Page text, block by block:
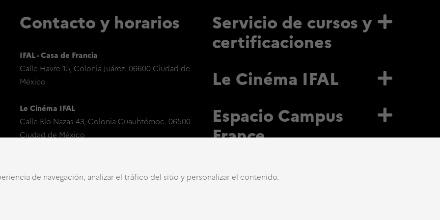
de navegación, analizar el tráfico del sitio y personalizar el contenido.
Contacto y horarios
IFAL - Casa de Francia
Calle Havre 15, Colonia Juárez. 06600 Ciudad de
México
Le Cinéma IFAL
Calle Río Nazas 43, Colonia Cuauhtémoc. 06500
Ciudad de México
Servicio de cursos y
certificaciones
Le Cinéma IFAL
Espacio Campus
France